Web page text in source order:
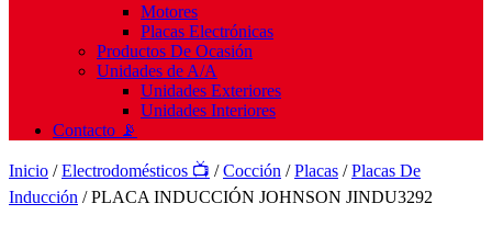
Motores
Placas Electrónicas
Productos De Ocasión
Unidades de A/A
Unidades Exteriores
Unidades Interiores
Contacto 📡
Inicio /Electrodomésticos 📺 /Cocción /Placas /Placas De
Inducción / PLACA INDUCCIÓN JOHNSON JINDU3292